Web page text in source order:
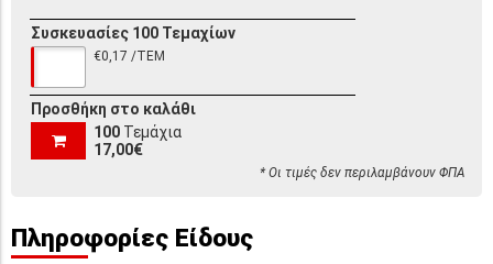
Συσκευασίες 100 Τεμαχίων
€0,17 /ΤΕΜ
Προσθήκη στο καλάθι
100 Τεμάχια
17,00€
* Οι τιμές δεν περιλαμβάνουν ΦΠΑ
Πληροφορίες Είδους